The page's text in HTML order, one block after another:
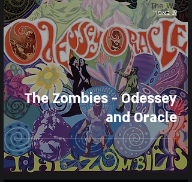
The Wiz
The Zombies - Odessey
and Oracle
19 באפר׳